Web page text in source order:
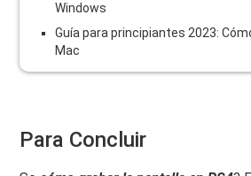
Windows
Guía para principiantes 2023:
Mac
Para Concluir